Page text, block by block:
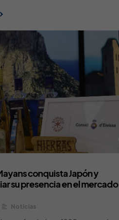
conquista Japón y
su presencia en el mercado
Noticias